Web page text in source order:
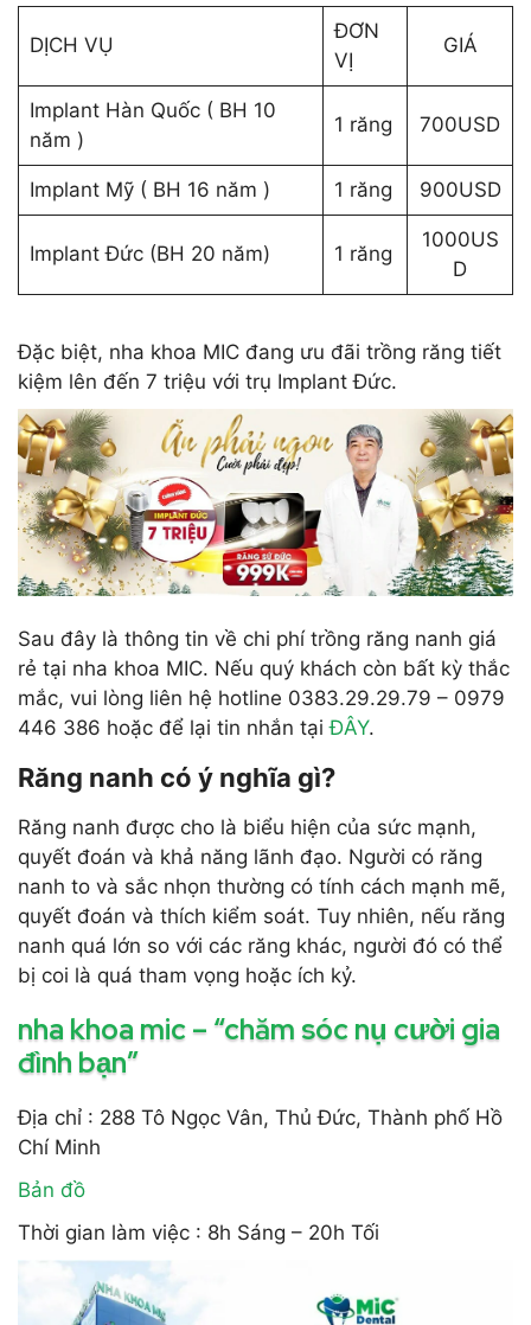
DỊCH VỤ
ĐƠN
VỊ
GIÁ
Implant Hàn Quốc ( BH 10
năm )
1 răng 700USD
Implant Mỹ ( BH 16 năm ) 1 răng 900USD
Implant Đức (BH 20 năm) 1 răng
1000US
D
Đặc biệt, nha khoa MIC đang ưu đãi trồng răng tiết
kiệm lên đến 7 triệu với trụ Implant Đức.
Sau đây là thông tin về chi phí trồng răng nanh giá
rẻ tại nha khoa MIC. Nếu quý khách còn bất kỳ thắc
mắc, vui lòng liên hệ hotline 0383.29.29.79 – 0979
446 386 hoặc để lại tin nhắn tạiĐÂY.
Răng nanh có ý nghĩa gì?
Răng nanh được cho là biểu hiện của sức mạnh,
quyết đoán và khả năng lãnh đạo. Người có răng
nanh to và sắc nhọn thường có tính cách mạnh mẽ,
quyết đoán và thích kiểm soát. Tuy nhiên, nếu răng
nanh quá lớn so với các răng khác, người đó có thể
bị coi là quá tham vọng hoặc ích kỷ.
nha khoa mic – “chăm sóc nụ cười gia
đình bạn”
Địa chỉ : 288 Tô Ngọc Vân, Thủ Đức, Thành phố Hồ
Chí Minh
Bản đồ
Thời gian làm việc : 8h Sáng – 20h Tối